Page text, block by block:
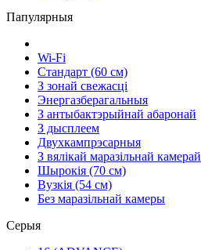
Папулярныя
Wi-Fi
Стандарт (60 см)
З зонай свежасці
Энергазберагальныя
З антыбактэрыйнай абаронай
З дысплеем
Двухкампрэсарныя
З вялікай маразільнай камерай
Шырокія (70 см)
Вузкія (54 см)
Без маразільнай камеры
Серыя